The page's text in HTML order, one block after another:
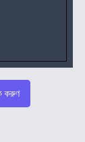
করুণ